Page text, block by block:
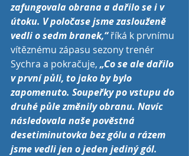
zafungovala obrana a dařilo se i v
útoku. V poločase jsme zaslouženě
vedli o sedm branek,“ říká k prvnímu
vítěznému zápasu sezony trenér
Sychra a pokračuje, „Co se ale dařilo
v první půli, to jako by bylo
zapomenuto. Soupeřky po vstupu do
druhé půle změnily obranu. Navíc
následovala naše pověstná
desetiminutovka bez gólu a rázem
jsme vedli jen o jeden jediný gól.